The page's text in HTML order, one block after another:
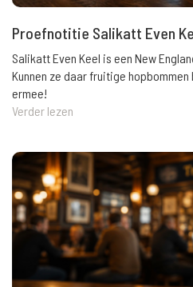
Proefnotitie Salikatt Even
Salikatt Even Keel is een New
Kunnen ze daar fruitige
ermee!
Verder lezen